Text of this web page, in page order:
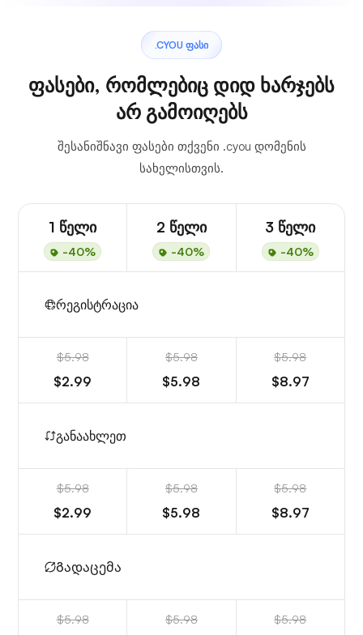
.CYOU ᲤᲐᲡᲘ
ფასები, რომლებიც დიდ ხარჯებს
არ გამოიღებს
შესანიშნავი ფასები თქვენი .cyou დომენის
სახელისთვის.
1 წელი
-40%
2 წელი
-40%
3 წელი
-40%
რეგისტრაცია
$5.98
$2.99
$5.98
$5.98
$5.98
$8.97
განაახლეთ
$5.98
$2.99
$5.98
$5.98
$5.98
$8.97
Გადაცემა
$5.98 $5.98 $5.98